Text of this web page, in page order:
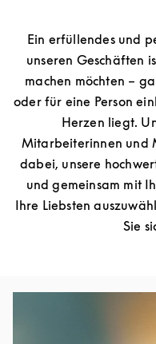
Ein erfüllendes und
unseren Geschäften
machen möchten –
oder für eine Person
Herzen liegt.
Mitarbeiterinnen und
dabei, unsere
und gemeinsam mit
Ihre Liebsten
Sie